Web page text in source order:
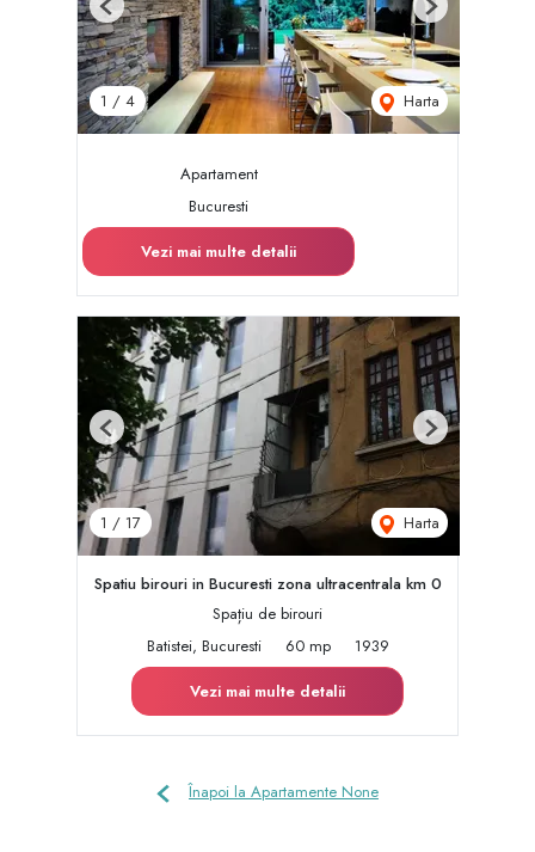
1 / 4 Harta
Previous Next
Apartament
Bucuresti
Vezi mai multe detalii
1 / 17 Harta
Previous Next
Spatiu birouri in Bucuresti zona ultracentrala km 0
Spațiu de birouri
Batistei, Bucuresti
60 mp
1939
Vezi mai multe detalii
Înapoi la Apartamente None